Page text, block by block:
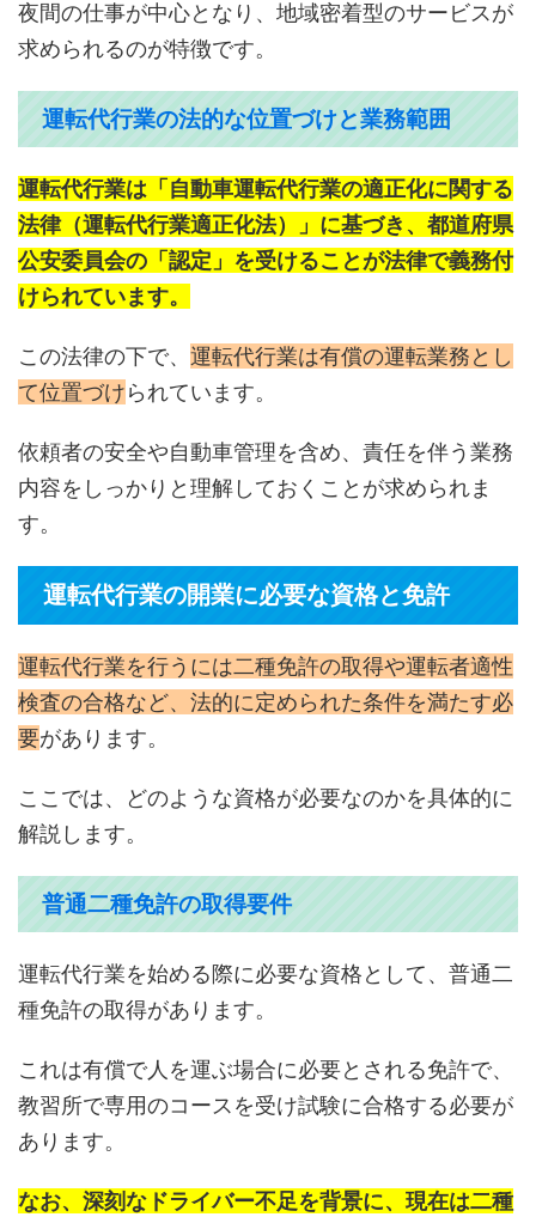
夜間の仕事が中心となり、地域密着型のサービスが
求められるのが特徴です。
運転代行業の法的な位置づけと業務範囲
運転代行業は「自動車運転代行業の適正化に関する
法律（運転代行業適正化法）」に基づき、都道府県
公安委員会の「認定」を受けることが法律で義務付
けられています。
この法律の下で、 運転代行業は有償の運転業務とし
て位置づけられています。
依頼者の安全や自動車管理を含め、責任を伴う業務
内容をしっかりと理解しておくことが求められま
す。
運転代行業の開業に必要な資格と免許
運転代行業を行うには二種免許の取得や運転者適性
検査の合格など、法的に定められた条件を満たす必
要があります。
ここでは、どのような資格が必要なのかを具体的に
解説します。
普通二種免許の取得要件
運転代行業を始める際に必要な資格として、普通二
種免許の取得があります。
これは有償で人を運ぶ場合に必要とされる免許で、
教習所で専用のコースを受け試験に合格する必要が
あります。
なお、深刻なドライバー不足を背景に、現在は二種